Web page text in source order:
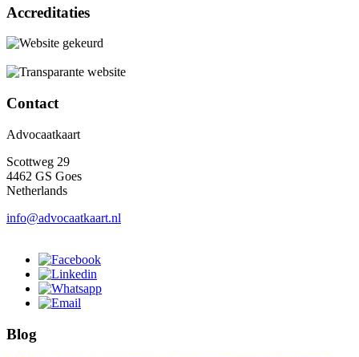
Accreditaties
Contact
Advocaatkaart
Scottweg 29
4462 GS Goes
Netherlands
info@advocaatkaart.nl
Blog